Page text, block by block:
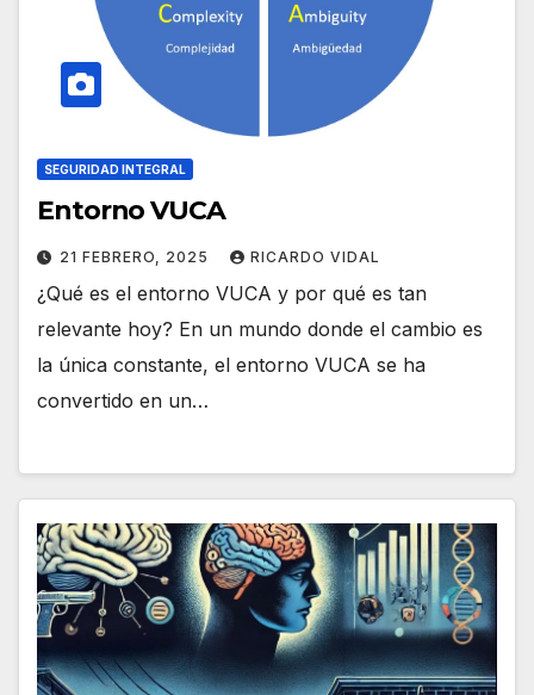
SEGURIDAD INTEGRAL
Entorno VUCA
21 FEBRERO, 2025 RICARDO VIDAL
¿Qué es el entorno VUCA y por qué es tan
relevante hoy? En un mundo donde el cambio es
la única constante, el entorno VUCA se ha
convertido en un…